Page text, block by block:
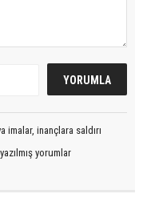
inançlara saldırı
yorumlar